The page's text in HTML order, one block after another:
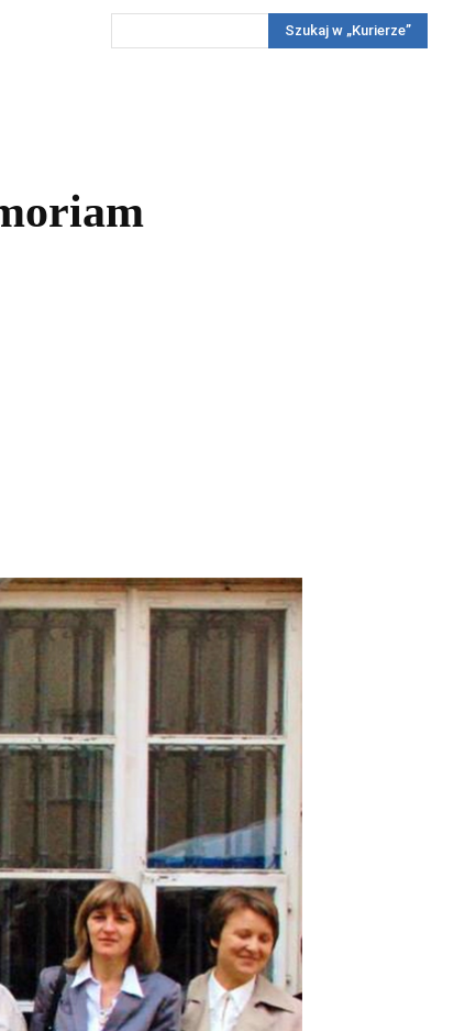
Reportaż KonkursyWięcej
Szukaj w „Kurierze”